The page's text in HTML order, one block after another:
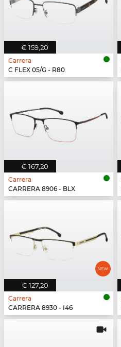
€ 159,20
Carrera
C FLEX 05/G - R80
€ 167,20
Carrera
CARRERA 8906 - BLX
€ 127,20
Carrera
CARRERA 8930 - I46